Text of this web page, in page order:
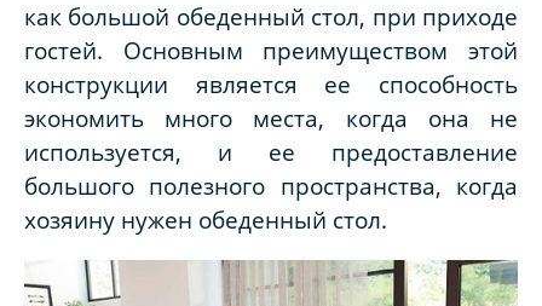
как большой обеденный стол, при приходе
гостей. Основным преимуществом этой
конструкции является ее способность
экономить много места, когда она не
используется, и ее предоставление
большого полезного пространства, когда
хозяину нужен обеденный стол.